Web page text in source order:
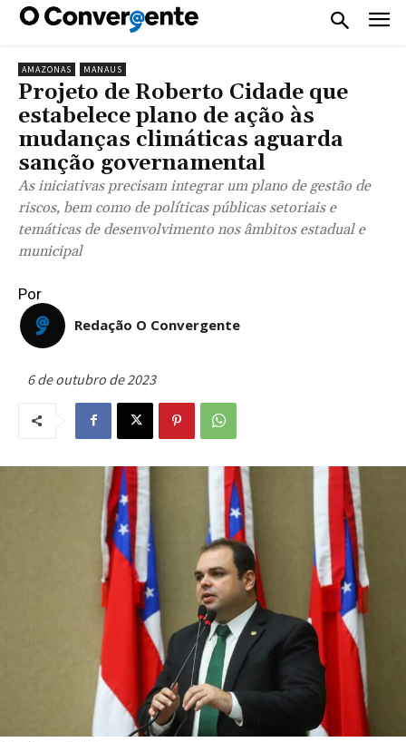
AMAZONAS MANAUS
Projeto de Roberto Cidade que
estabelece plano de ação às
mudanças climáticas aguarda
sanção governamental
As iniciativas precisam integrar um plano de gestão de
riscos, bem como de políticas públicas setoriais e
temáticas de desenvolvimento nos âmbitos estadual e
municipal
Por
Redação O Convergente
6 de outubro de 2023